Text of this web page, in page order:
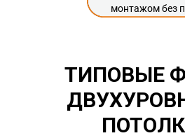
монтажом без
ТИПОВЫЕ